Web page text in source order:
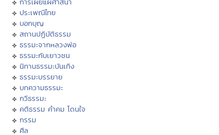
ประเพณีไทย
บอกบุญ
สถานปฏิบัติธรรม
ธรรมะจากหลวงพ่อ
ธรรมะกับเยาวชน
นิทานธรรมะบันเทิง
ธรรมะบรรยาย
บทความธรรมะ
กวีธรรมะ
คติธรรม คำคม โดนใจ
กรรม
ศีล